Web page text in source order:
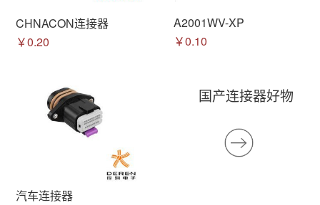
CHNACON连接器
￥0.20
A2001WV-XP
￥0.10
汽车连接器
国产连接器好物